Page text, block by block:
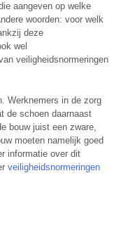
aangeven op welke
woorden: voor welk
deze
wel
veiligheidsnormeringen
Werknemers in de zorg
de schoen daarnaast
bouw juist een zware,
moeten namelijk goed
informatie over dit
veiligheidsnormeringen